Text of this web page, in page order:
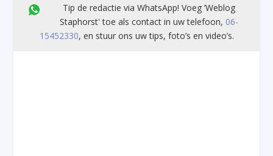
Tip de redactie via WhatsApp! Voeg ’Weblog
Staphorst' toe als contact in uw telefoon, 06-
15452330, en stuur ons uw tips, foto’s en video’s.